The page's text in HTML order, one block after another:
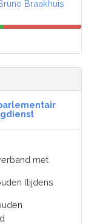
Braakhuis
met
(tijdens